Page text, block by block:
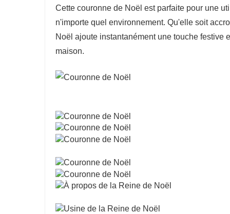
Cette couronne de Noël est parfaite pour une
n'importe quel environnement. Qu'elle soit
Noël ajoute instantanément une touche festive
maison.